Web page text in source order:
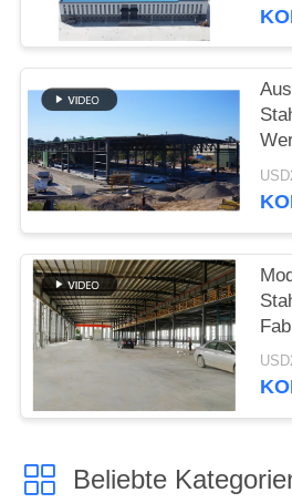
SITEMAP
PRIVACY
POLICY
Beliebte